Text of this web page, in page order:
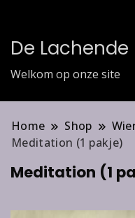
De
Welkom op onze site
Home Shop
Meditation (1 pakje)
Meditation (1